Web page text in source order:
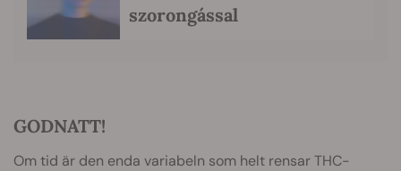
szorongással
GODNATT!
Om tid är den enda variabeln som helt rensar THC-